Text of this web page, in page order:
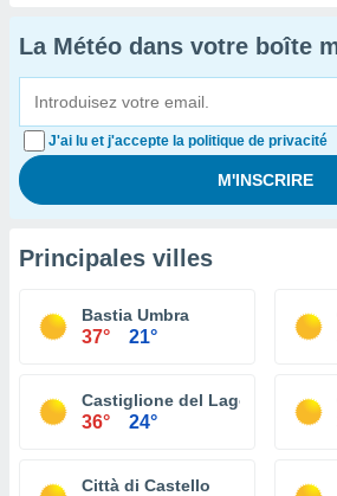
La Météo dans votre boîte
J'ai lu et j'accepte la politique de privacité
Principales villes
Bastia Umbra
37° 21°
Castiglione del Lago
36° 24°
Città di Castello